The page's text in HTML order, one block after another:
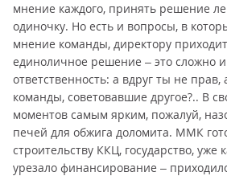
мнение каждого, принять решение
одиночку. Но есть и вопросы, в
мнение команды, директору
единоличное решение – это сложно
ответственность: а вдруг ты не
команды, советовавшие другое?.. В
моментов самым ярким, пожалуй,
печей для обжига доломита. ММК
строительству ККЦ, государство, уже
урезало финансирование –